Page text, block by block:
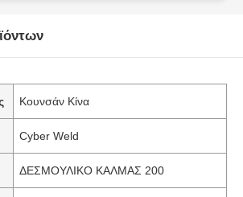
Κουνσάν Κίνα
Cyber Weld
ΔΕΣΜΟΥΛΙΚΟ ΚΑΛΜΑΣ 200